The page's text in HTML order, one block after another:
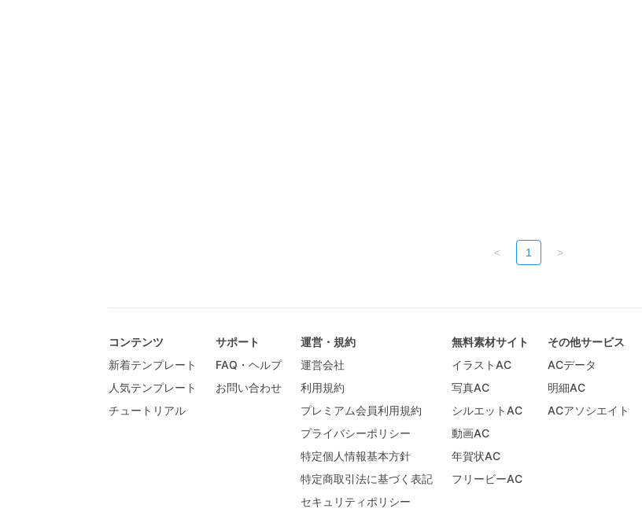
< 1 >
コンテンツ
新着テンプレート
人気テンプレート
チュートリアル
サポート
FAQ・ヘルプ
お問い合わせ
運営・規約
運営会社
利用規約
プレミアム会員利用規約
プライバシーポリシー
特定個人情報基本方針
特定商取引法に基づく表記
セキュリティポリシー
無料素材サイト
イラストAC
写真AC
シルエットAC
動画AC
年賀状AC
フリービーAC
その他サービス
ACデータ
明細AC
ACアソシエイト